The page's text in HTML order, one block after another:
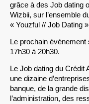
grâce à des Job dating
Wizbii, sur l’ensemble
« Youzful // Job Dating
Le prochain
17h30 à 20h30.
Le Job dating du Crédit
une dizaine
banque, de la grande
l’administration, des